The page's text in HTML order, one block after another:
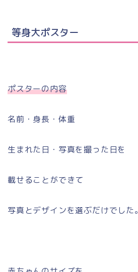
等身大ポスター
ポスターの内容
名前・身長・体重
生まれた日・写真を撮った日を
載せることができて
写真とデザインを選ぶだけでした。